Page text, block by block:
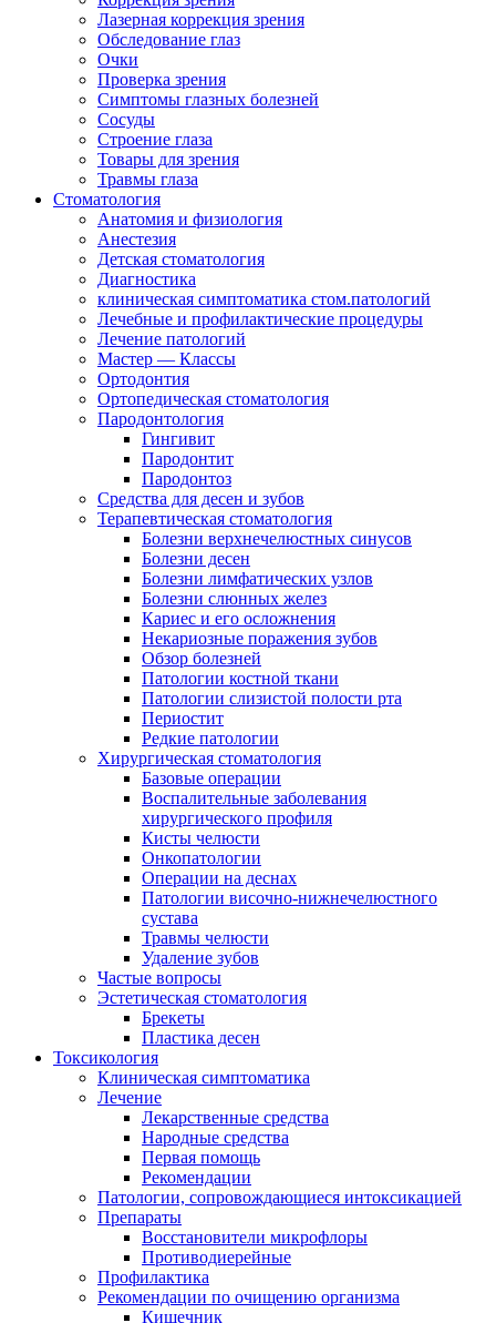
Лазерная коррекция зрения
Обследование глаз
Очки
Проверка зрения
Симптомы глазных болезней
Сосуды
Строение глаза
Товары для зрения
Травмы глаза
Стоматология
Анатомия и физиология
Анестезия
Детская стоматология
Диагностика
клиническая симптоматика стом.патологий
Лечебные и профилактические процедуры
Лечение патологий
Мастер — Классы
Ортодонтия
Ортопедическая стоматология
Пародонтология
Гингивит
Пародонтит
Пародонтоз
Средства для десен и зубов
Терапевтическая стоматология
Болезни верхнечелюстных синусов
Болезни десен
Болезни лимфатических узлов
Болезни слюнных желез
Кариес и его осложнения
Некариозные поражения зубов
Обзор болезней
Патологии костной ткани
Патологии слизистой полости рта
Периостит
Редкие патологии
Хирургическая стоматология
Базовые операции
Воспалительные заболевания
хирургического профиля
Кисты челюсти
Онкопатологии
Операции на деснах
Патологии височно-нижнечелюстного
сустава
Травмы челюсти
Удаление зубов
Частые вопросы
Эстетическая стоматология
Брекеты
Пластика десен
Токсикология
Клиническая симптоматика
Лечение
Лекарственные средства
Народные средства
Первая помощь
Рекомендации
Патологии, сопровождающиеся интоксикацией
Препараты
Восстановители микрофлоры
Противодиерейные
Профилактика
Рекомендации по очищению организма
Кишечник